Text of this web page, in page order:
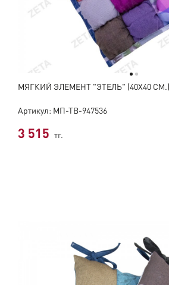
МЯГКИЙ ЭЛЕМЕНТ "ЭТЕЛЬ" (40Х40 СМ.)
Артикул: МП-ТВ-947536
3 515 тг.